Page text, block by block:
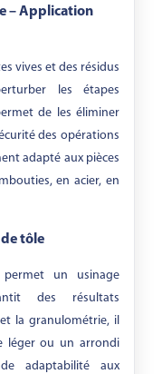
– Application
vives et des résidus
les étapes
de les éliminer
des opérations
adapté aux pièces
en acier, en
tôle
un usinage
des résultats
la granulométrie, il
léger ou un arrondi
adaptabilité aux